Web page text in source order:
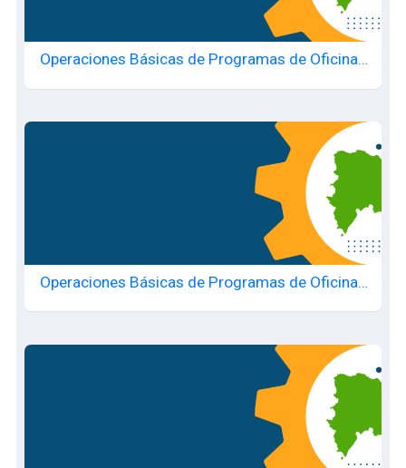
Operaciones Básicas de Programas de Oficina -
Operaciones Básicas de Programas de Oficina -